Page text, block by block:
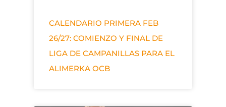
CALENDARIO PRIMERA FEB
26/27: COMIENZO Y FINAL DE
LIGA DE CAMPANILLAS PARA EL
ALIMERKA OCB